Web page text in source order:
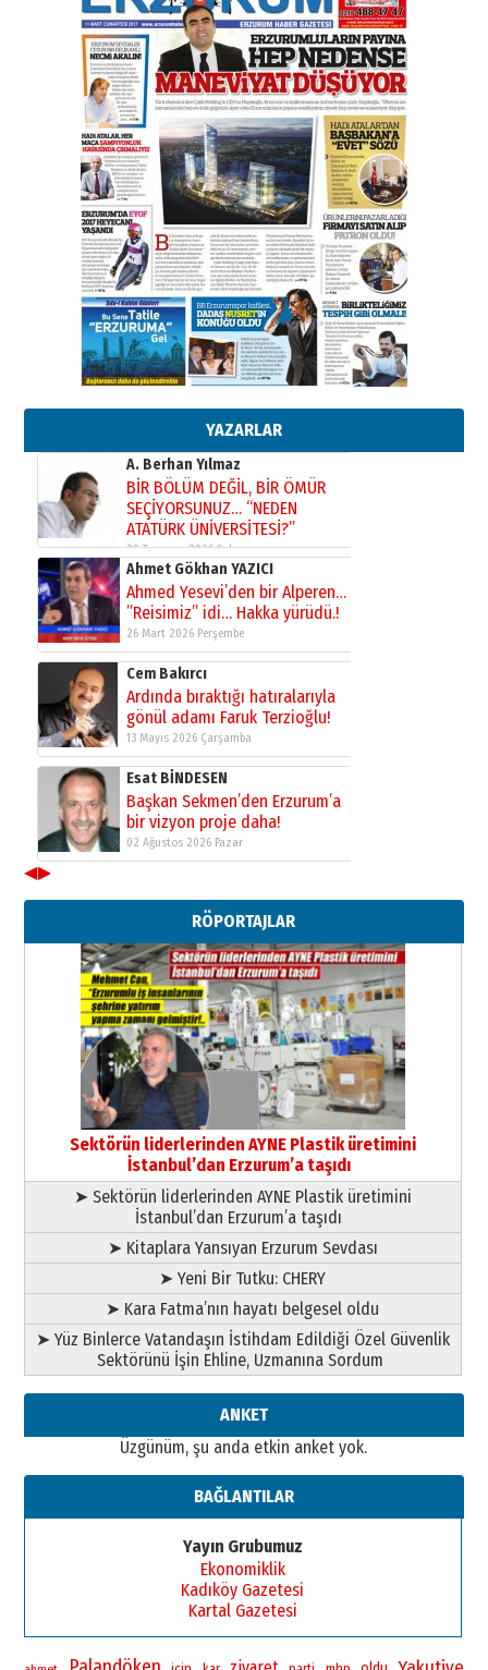
YAZARLAR
Esat BİNDESEN
Başkan Sekmen’den Erzurum’a
bir vizyon proje daha!
02 Ağustos 2026 Pazar
Kadir SABUNCUOĞLU
Erzurumspor’un köşe taşları
29 Haziran 2026 Pazartesi
Kenan GÜLERCİ
Murat Şahsuvaroğlu ERKON’da
çıtayı yukarı taşırken,
yönetimdekiler aşağı
çekmemeli!
17 Şubat 2026 SalıOrhan BOZKURT
Bir fotoğraf, bir şehir, bir
A. Berhan Yılmaz
BİR BÖLÜM DEĞİL, BİR ÖMÜR
SEÇİYORSUNUZ… “NEDEN
ATATÜRK ÜNİVERSİTESİ?”
28 Temmuz 2026 Salı
Ahmet Gökhan YAZICI
Ahmed Yesevi’den bir Alperen…
”Reisimiz” idi… Hakka yürüdü.!
26 Mart 2026 Perşembe
Cem Bakırcı
Ardında bıraktığı hatıralarıyla
gönül adamı Faruk Terzioğlu!
13 Mayıs 2026 Çarşamba
Esat BİNDESEN
Başkan Sekmen’den Erzurum’a
bir vizyon proje daha!
02 Ağustos 2026 Pazar
Erzurumspor’un köşe taşları
29 Haziran 2026 Pazartesi
Kenan GÜLERCİ
Murat Şahsuvaroğlu ERKON’da
çıtayı yukarı taşırken,
yönetimdekiler aşağı
çekmemeli!
17 Şubat 2026 SalıOrhan BOZKURT
Bir fotoğraf, bir şehir, bir
gazeteci… Dizginler kimin
elinde?
A. Berhan Yılmaz
BİR BÖLÜM DEĞİL, BİR ÖMÜR
SEÇİYORSUNUZ… “NEDEN
ATATÜRK ÜNİVERSİTESİ?”
28 Temmuz 2026 Salı
Ahmet Gökhan YAZICI
Ahmed Yesevi’den bir Alperen…
”Reisimiz” idi… Hakka yürüdü.!
26 Mart 2026 Perşembe
gönül adamı Faruk Terzioğlu!
bir vizyon proje daha!
02 Ağustos 2026 Pazar
◀▶
RÖPORTAJLAR
Sektörün liderlerinden AYNE Plastik üretimini
İstanbul’dan Erzurum’a taşıdı
➤ Sektörün liderlerinden AYNE Plastik üretimini
İstanbul’dan Erzurum’a taşıdı
➤ Kitaplara Yansıyan Erzurum Sevdası
➤ Yeni Bir Tutku: CHERY
➤ Kara Fatma’nın hayatı belgesel oldu
➤ Yüz Binlerce Vatandaşın İstihdam Edildiği Özel Güvenlik
Sektörünü İşin Ehline, Uzmanına Sordum
ANKET
Üzgünüm, şu anda etkin anket yok.
BAĞLANTILAR
Yayın Grubumuz
Ekonomiklik
Kadıköy Gazetesi
Kartal Gazetesi